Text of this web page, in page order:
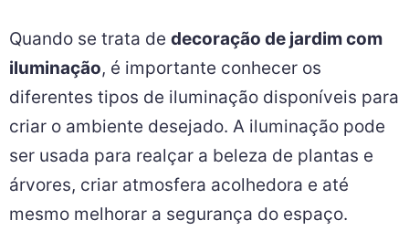
Quando se trata de decoração de jardim com
iluminação, é importante conhecer os
diferentes tipos de iluminação disponíveis para
criar o ambiente desejado. A iluminação pode
ser usada para realçar a beleza de plantas e
árvores, criar atmosfera acolhedora e até
mesmo melhorar a segurança do espaço.